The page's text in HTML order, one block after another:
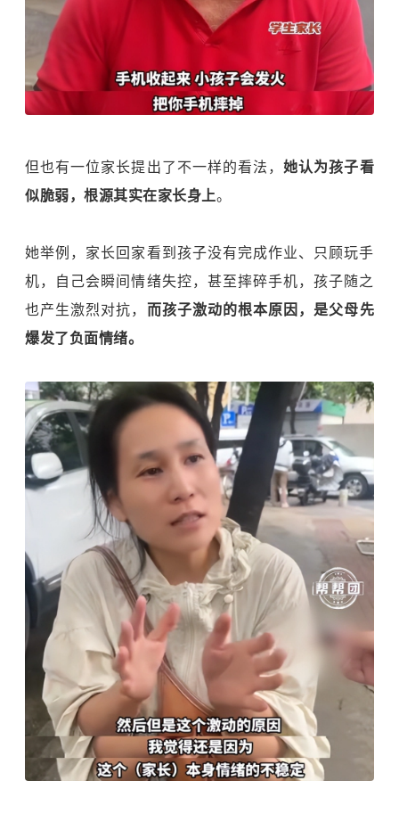
但也有一位家长提出了不一样的看法，她认为孩子看
似脆弱，根源其实在家长身上。
她举例，家长回家看到孩子没有完成作业、只顾玩手
机，自己会瞬间情绪失控，甚至摔碎手机，孩子随之
也产生激烈对抗， 而孩子激动的根本原因，是父母先
爆发了负面情绪。